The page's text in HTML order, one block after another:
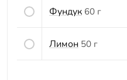
Фундук 60 г
Лимон 50 г